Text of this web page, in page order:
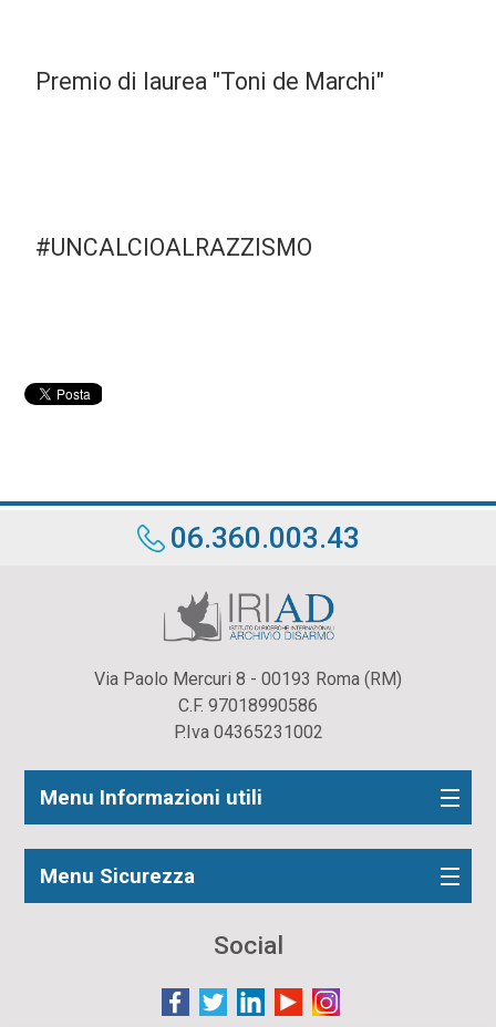
Premio di laurea "Toni de Marchi"
#UNCALCIOALRAZZISMO
06.360.003.43
Via Paolo Mercuri 8 - 00193 Roma (RM)
C.F. 97018990586
P.Iva 04365231002
Menu Informazioni utili
Menu Sicurezza
Social